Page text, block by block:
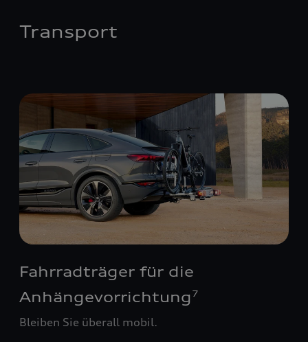
Transport
Fahrradträger für die
Anhängevorrichtung 7
Bleiben Sie überall mobil.